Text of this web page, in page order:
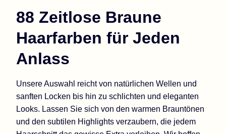
88 Zeitlose Braune
Haarfarben für Jeden
Anlass
Unsere Auswahl reicht von natürlichen Wellen und
sanften Locken bis hin zu schlichten und eleganten
Looks. Lassen Sie sich von den warmen Brauntönen
und den subtilen Highlights verzaubern, die jedem